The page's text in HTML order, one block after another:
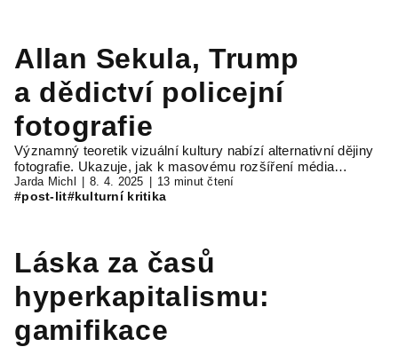
Allan Sekula, Trump
a dědictví policejní
fotografie
Významný teoretik vizuální kultury nabízí alternativní dějiny
fotografie. Ukazuje, jak k masovému rozšíření média…
Jarda Michl 8. 4. 2025 13 minut čtení
#post-lit#kulturní kritika
Láska za časů
hyperkapitalismu:
gamifikace